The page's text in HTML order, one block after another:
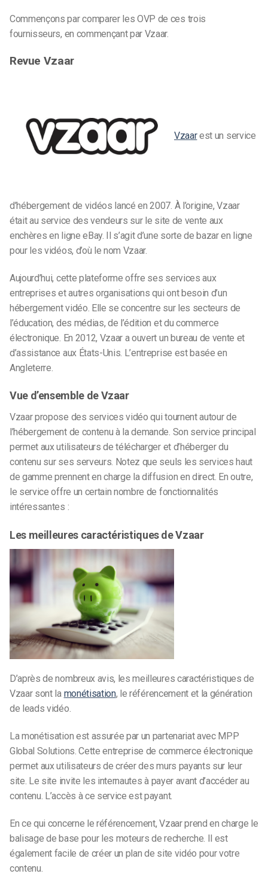
Commençons par comparer les OVP de ces trois
fournisseurs, en commençant par Vzaar.
Revue Vzaar
Vzaarest un service
d’hébergement de vidéos lancé en 2007. À l’origine, Vzaar
était au service des vendeurs sur le site de vente aux
enchères en ligne eBay. Il s’agit d’une sorte de bazar en ligne
pour les vidéos, d’où le nom Vzaar.
Aujourd’hui, cette plateforme offre ses services aux
entreprises et autres organisations qui ont besoin d’un
hébergement vidéo. Elle se concentre sur les secteurs de
l’éducation, des médias, de l’édition et du commerce
électronique. En 2012, Vzaar a ouvert un bureau de vente et
d’assistance aux États-Unis. L’entreprise est basée en
Angleterre.
Vue d’ensemble de Vzaar
Vzaar propose des services vidéo qui tournent autour de
l’hébergement de contenu à la demande. Son service principal
permet aux utilisateurs de télécharger et d’héberger du
contenu sur ses serveurs. Notez que seuls les services haut
de gamme prennent en charge la diffusion en direct. En outre,
le service offre un certain nombre de fonctionnalités
intéressantes :
Les meilleures caractéristiques de Vzaar
D’après de nombreux avis, les meilleures caractéristiques de
Vzaar sont la monétisation, le référencement et la génération
de leads vidéo.
La monétisation est assurée par un partenariat avec MPP
Global Solutions. Cette entreprise de commerce électronique
permet aux utilisateurs de créer des murs payants sur leur
site. Le site invite les internautes à payer avant d’accéder au
contenu. L’accès à ce service est payant.
En ce qui concerne le référencement, Vzaar prend en charge le
balisage de base pour les moteurs de recherche. Il est
également facile de créer un plan de site vidéo pour votre
contenu.